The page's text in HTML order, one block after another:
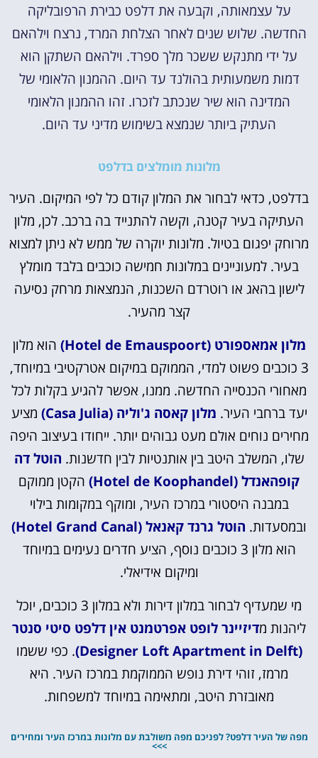
על עצמאותה, וקבעה את דלפט כבירת הרפובליקה
החדשה. שלוש שנים לאחר הצלחת המרד, נרצח וילהאם
על ידי מתנקש ששכר מלך ספרד. וילהאם השתקן הוא
דמות משמעותית בהולנד עד היום. ההמנון הלאומי של
המדינה הוא שיר שנכתב לזכרו. זהו ההמנון הלאומי
העתיק ביותר שנמצא בשימוש מדיני עד היום.
מלונות מומלצים בדלפט
בדלפט, כדאי לבחור את המלון קודם כל לפי המיקום. העיר
העתיקה בעיר קטנה, וקשה להתנייד בה ברכב. לכן, מלון
מרוחק יפגום בטיול. מלונות יוקרה של ממש לא ניתן למצוא
בעיר. למעוניינים במלונות חמישה כוכבים בלבד מומלץ
לישון בהאג או רוטרדם השכנות, הנמצאות מרחק נסיעה
קצר מהעיר.
מלון אמאספורט (Hotel de Emauspoort)
הוא מלון
3 כוכבים פשוט למדי, הממוקם במיקום אטרקטיבי במיוחד,
מאחורי הכנסייה החדשה. ממנו, אפשר להגיע בקלות לכל
יעד ברחבי העיר. מלון קאסה ג'וליה (Casa Julia)
מציע
מחירים נוחים אולם מעט גבוהים יותר. ייחודו בעיצוב היפה
שלו, המשלב היטב בין אותנטיות לבין חדשנות. הוטל דה
קופהאנדל (Hotel de Koophandel)
הקטן ממוקם
במבנה היסטורי במרכז העיר, ומוקף במקומות בילוי
ובמסעדות. הוטל גרנד קאנאל (Hotel Grand Canal)
הוא מלון 3 כוכבים נוסף, הציע חדרים נעימים במיוחד
ומיקום אידיאלי.
מי שמעדיף לבחור במלון דירות ולא במלון 3 כוכבים, יוכל
ליהנות מדיזיינר לופט אפרטמנט אין דלפט סיטי סנטר
(Designer Loft Apartment in Delft)
. כפי ששמו
מרמז, זוהי דירת נופש הממוקמת במרכז העיר. היא
מאובזרת היטב, ומתאימה במיוחד למשפחות.
מפה של העיר דלפט? לפניכם מפה משולבת עם מלונות במרכז העיר ומחירים
>>>